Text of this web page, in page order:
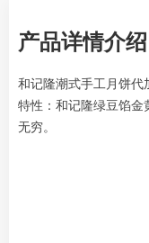
和记隆潮式手工月饼代
特性：和记隆绿豆馅金
无穷。
产品详情介绍